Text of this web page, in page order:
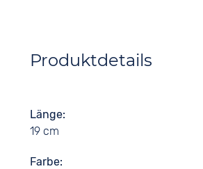
Produktdetails
Länge
19 cm
Farbe